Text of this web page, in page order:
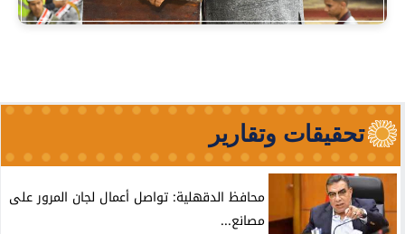
تحقيقات وتقارير
محافظ الدقهلية: تواصل أعمال لجان المرور على
مصانع...